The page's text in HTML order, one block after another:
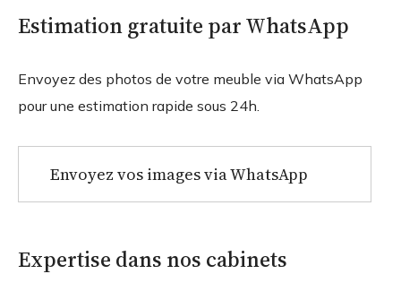
Estimation gratuite par WhatsApp
Envoyez des photos de votre meuble via WhatsApp
pour une estimation rapide sous 24h.
Envoyez vos images via WhatsApp
Expertise dans nos cabinets